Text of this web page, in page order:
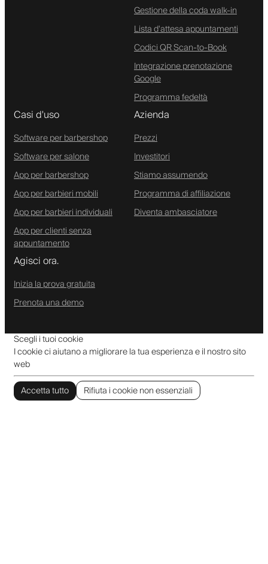
Gestione della coda walk-in
Lista d'attesa appuntamenti
Codici QR Scan-to-Book
Integrazione prenotazione
Google
Programma fedeltà
Casi d'uso
Software per barbershop
Software per salone
App per barbershop
App per barbieri mobili
App per barbieri individuali
App per clienti senza
appuntamento
Azienda
Prezzi
Investitori
Stiamo assumendo
Programma di affiliazione
Diventa ambasciatore
Agisci ora.
Inizia la prova gratuita
Prenota una demo
Scegli i tuoi cookie
I cookie ci aiutano a migliorare la tua esperienza e il nostro sito
web
Accetta tutto
Rifiuta i cookie non essenziali